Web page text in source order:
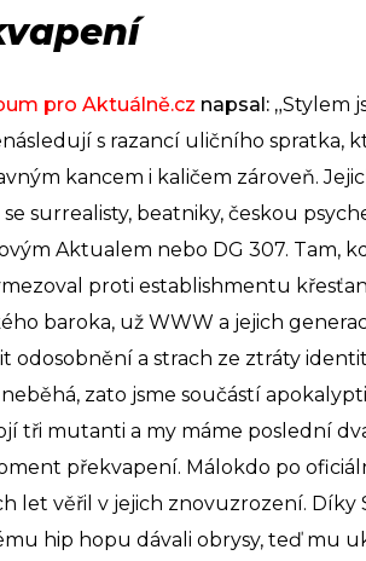
pro Aktuálně.cz napsal: „Stylem
s razancí uličního spratka,
kancem i kaličem zároveň.
surrealisty, beatniky, českou
Aktualem nebo DG 307. Tam,
proti establishmentu
baroka, už WWW a jejich
odosobnění a strach ze ztráty
zato jsme součástí
tři mutanti a my máme poslední
překvapení. Málokdo po
let věřil v jejich znovuzrození. Díky
hip hopu dávali obrysy, teď mu